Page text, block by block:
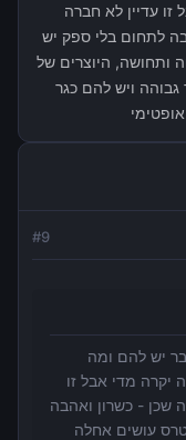
עדיין לא חברה
לתחום בלי ספק יש
היוצרים של
גבוהה ויש להם כגר
#9
יש להם ומה
יקרה מדי אבל זו
שכן - כשרון ואהבה
עושים אחלה